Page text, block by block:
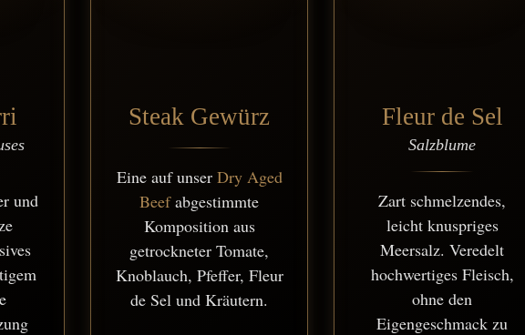
und
Steak Gewürz
Eine auf unser Dry Aged
Beefabgestimmte
Komposition aus
getrockneter Tomate,
Knoblauch, Pfeffer, Fleur
de Sel und Kräutern.
Fleur de Sel
Salzblume
Zart schmelzendes,
leicht knuspriges
Meersalz. Veredelt
hochwertiges Fleisch,
ohne den
Eigengeschmack zu